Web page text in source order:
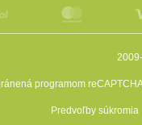
programom
Predvoľby súkromia